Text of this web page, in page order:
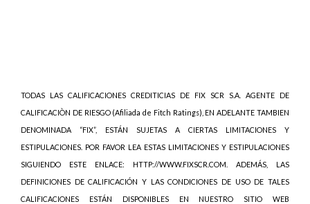
TODAS LAS CALIFICACIONES CREDITICIAS DE FIX SCR S.A. AGENTE DE
CALIFICACIÒN DE RIESGO (Afiliada de Fitch Ratings), EN ADELANTE TAMBIEN
DENOMINADA “FIX”, ESTÁN SUJETAS A CIERTAS LIMITACIONES Y
ESTIPULACIONES. POR FAVOR LEA ESTAS LIMITACIONES Y ESTIPULACIONES
SIGUIENDO ESTE ENLACE: HTTP://WWW.FIXSCR.COM. ADEMÁS, LAS
DEFINICIONES DE CALIFICACIÓN Y LAS CONDICIONES DE USO DE TALES
CALIFICACIONES ESTÁN DISPONIBLES EN NUESTRO SITIO WEB